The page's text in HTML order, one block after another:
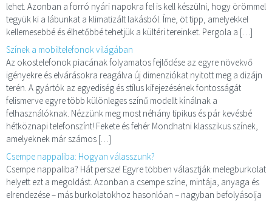
lehet. Azonban a forró nyári napokra fel is kell készülni, hogy örömmel
tegyük ki a lábunkat a klimatizált lakásból. Íme, öt tipp, amelyekkel
kellemesebbé és élhetőbbé tehetjük a kültéri tereinket. Pergola a […]
Színek a mobiltelefonok világában
Az okostelefonok piacának folyamatos fejlődése az egyre növekvő
igényekre és elvárásokra reagálva új dimenziókat nyitott meg a dizájn
terén. A gyártók az egyediség és stílus kifejezésének fontosságát
felismerve egyre több különleges színű modellt kínálnak a
felhasználóknak. Nézzünk meg most néhány tipikus és pár kevésbé
hétköznapi telefonszínt! Fekete és fehér Mondhatni klasszikus színek,
amelyeknek már számos […]
Csempe nappaliba: Hogyan válasszunk?
Csempe nappaliba? Hát persze! Egyre többen választják melegburkolat
helyett ezt a megoldást. Azonban a csempe színe, mintája, anyaga és
elrendezése – más burkolatokhoz hasonlóan – nagyban befolyásolja